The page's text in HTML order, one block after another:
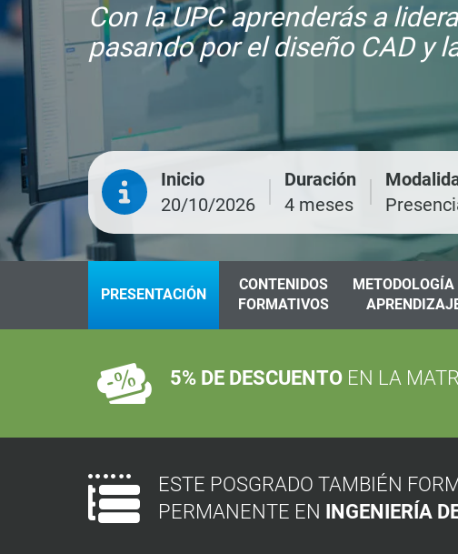
Con la UPC aprenderás a
pasando por el diseño CAD y
Inicio
20/10/2026
Duración
4 meses
PRESENTACIÓN
CONTENIDOS
FORMATIVOS
METODOLOGÍA
5% DE DESCUENTO EN LA
ESTE POSGRADO TAMBIÉN
PERMANENTE EN INGENIERÍA